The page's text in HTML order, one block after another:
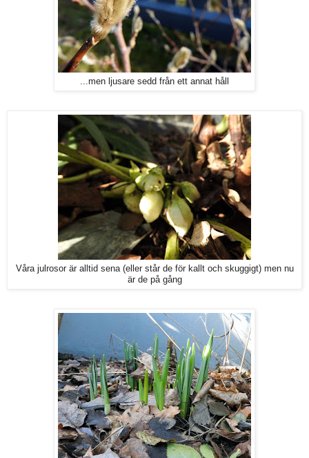
...men ljusare sedd från ett annat håll
Våra julrosor är alltid sena (eller står de för kallt och skuggigt) men nu
är de på gång